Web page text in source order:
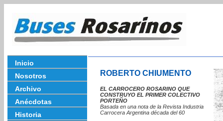
Inicio
Nosotros
Archivo
Anécdotas
Historia
ROBERTO CHIUMENTO
EL CARROCERO ROSARINO QUE
CONSTRUYO EL PRIMER COLECTIVO
PORTEÑO
Basada en una nota de la Revista Industria
Carrocera Argentina década del 60